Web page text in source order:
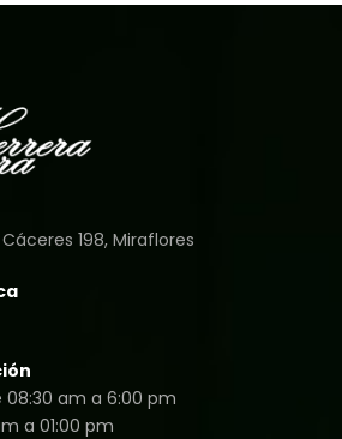
198, Miraflores
08:30 am a 6:00 pm
a 01:00 pm